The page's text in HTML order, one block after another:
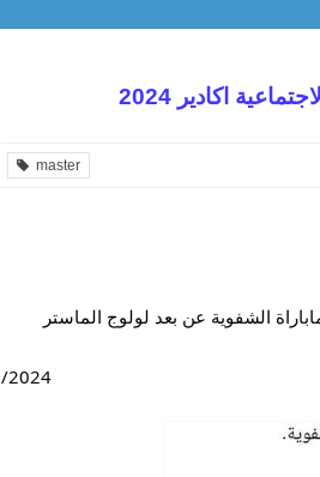
اكادير 2024
master
/2024